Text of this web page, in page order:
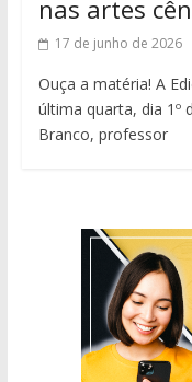
nas artes
17 de junho de 2026
Ouça a matéria! A
última quarta, dia 1º
Branco, professor